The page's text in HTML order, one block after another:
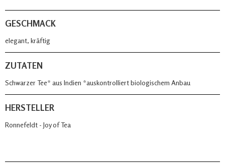
GESCHMACK
elegant, kräftig
ZUTATEN
Schwarzer Tee* aus Indien *auskontrolliert biologischem Anbau
HERSTELLER
Ronnefeldt - Joy of Tea